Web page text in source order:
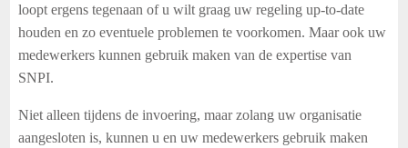
loopt ergens tegenaan of u wilt graag uw regeling up-to-date
houden en zo eventuele problemen te voorkomen. Maar ook uw
medewerkers kunnen gebruik maken van de expertise van
SNPI.
Niet alleen tijdens de invoering, maar zolang uw organisatie
aangesloten is, kunnen u en uw medewerkers gebruik maken